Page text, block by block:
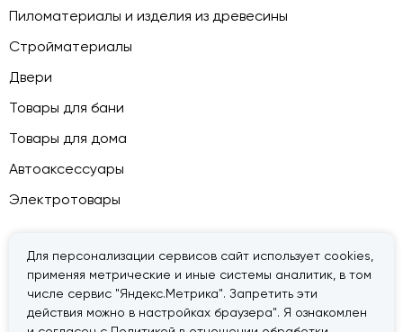
Для персонализации сервисов сайт использует cookies,
применяя метрические и иные системы аналитик, в том
числе сервис "Яндекс.Метрика". Запретить эти
действия можно в настройках браузера". Я ознакомлен
Пиломатериалы и изделия из древесины
Стройматериалы
Двери
Товары для бани
Товары для дома
Автоаксессуары
Электротовары
© 2026 — «Дачник».Правовая информация